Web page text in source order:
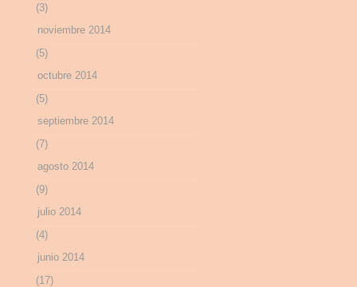
(3)
noviembre 2014
(5)
octubre 2014
(5)
septiembre 2014
(7)
agosto 2014
(9)
julio 2014
(4)
junio 2014
(17)